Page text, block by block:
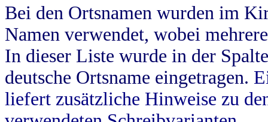
Bei den Ortsnamen wurden im
Namen verwendet, wobei
In dieser Liste wurde in der
deutsche Ortsname eingetragen.
liefert zusätzliche Hinweise zu